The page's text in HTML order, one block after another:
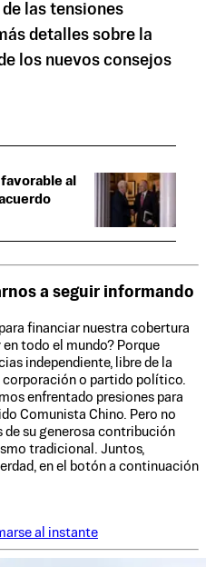
las tensiones
detalles sobre la
los nuevos consejos
al
a seguir informando
financiar nuestra cobertura
todo el mundo? Porque
independiente, libre de la
corporación o partido político.
enfrentado presiones para
Comunista Chino. Pero no
de su generosa contribución
tradicional. Juntos,
en el botón a continuación
al instante